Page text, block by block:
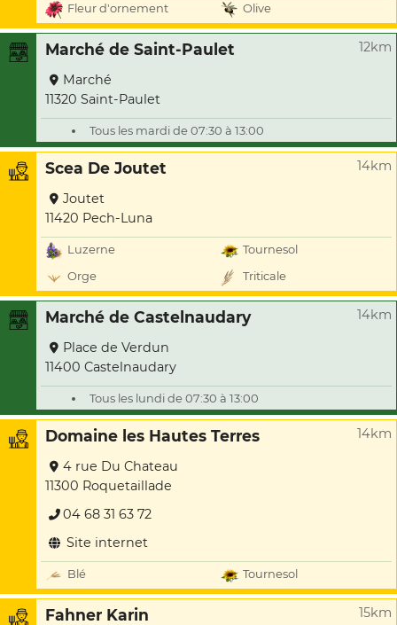
Fleur d'ornement Olive
Marché de Saint-Paulet 12km
Marché
11320 Saint-Paulet
Tous les mardi de 07:30 à 13:00
Scea De Joutet 14km
Joutet
11420 Pech-Luna
Luzerne
Tournesol
Orge
Triticale
Marché de Castelnaudary 14km
Place de Verdun
11400 Castelnaudary
Tous les lundi de 07:30 à 13:00
Domaine les Hautes Terres 14km
4 rue Du Chateau
11300 Roquetaillade
04 68 31 63 72
Site internet
Blé Tournesol
Fahner Karin 15km